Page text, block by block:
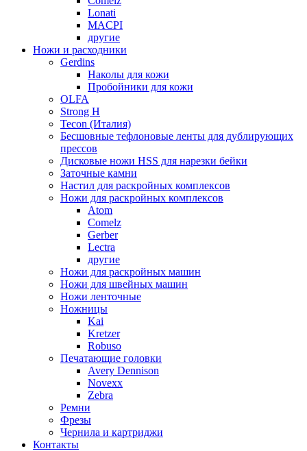
Lonati
MACPI
другие
Ножи и расходники
Gerdins
Наколы для кожи
Пробойники для кожи
OLFA
Strong H
Tecon (Италия)
Бесшовные тефлоновые ленты для дублирующих
прессов
Дисковые ножи HSS для нарезки бейки
Заточные камни
Настил для раскройных комплексов
Ножи для раскройных комплексов
Atom
Comelz
Gerber
Lectra
другие
Ножи для раскройных машин
Ножи для швейных машин
Ножи ленточные
Ножницы
Kai
Kretzer
Robuso
Печатающие головки
Avery Dennison
Novexx
Zebra
Ремни
Фрезы
Чернила и картриджи
Контакты